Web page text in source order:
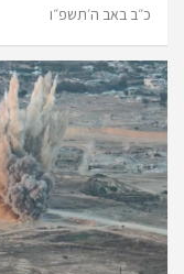
כ״ב באב ה׳תשפ״ו